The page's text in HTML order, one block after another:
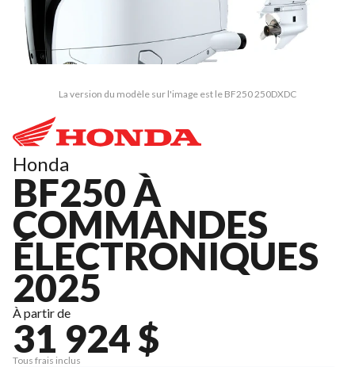
La version du modèle sur l'image est le BF250 250DXDC
Honda
BF250 À
COMMANDES
ÉLECTRONIQUES
2025
À partir de
31 924 $
Tous frais inclus